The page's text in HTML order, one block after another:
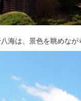
海は、景色を眺めな